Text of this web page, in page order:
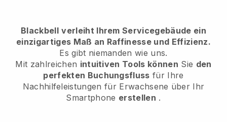
Blackbell verleiht Ihrem Servicegebäude ein
einzigartiges Maß an Raffinesse und Effizienz.
Es gibt niemanden wie uns.
Mit zahlreichen intuitiven Tools können Sie den
perfekten Buchungsfluss für Ihre
Nachhilfeleistungen für Erwachsene über Ihr
Smartphone erstellen .